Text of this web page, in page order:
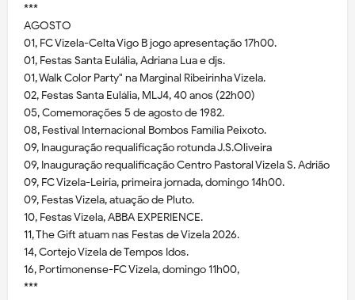
***
AGOSTO
01, FC Vizela-Celta Vigo B jogo apresentação 17h00.
01, Festas Santa Eulália, Adriana Lua e djs.
01, Walk Color Party" na Marginal Ribeirinha Vizela.
02, Festas Santa Eulália, MLJ4, 40 anos (22h00)
05, Comemorações 5 de agosto de 1982.
08, Festival Internacional Bombos Família Peixoto.
09, Inauguração requalificação rotunda J.S.Oliveira
09, Inauguração requalificação Centro Pastoral Vizela S. Adrião
09, FC Vizela-Leiria, primeira jornada, domingo 14h00.
09, Festas Vizela, atuação de Pluto.
10, Festas Vizela, ABBA EXPERIENCE.
11, The Gift atuam nas Festas de Vizela 2026.
14, Cortejo Vizela de Tempos Idos.
16, Portimonense-FC Vizela, domingo 11h00,
***